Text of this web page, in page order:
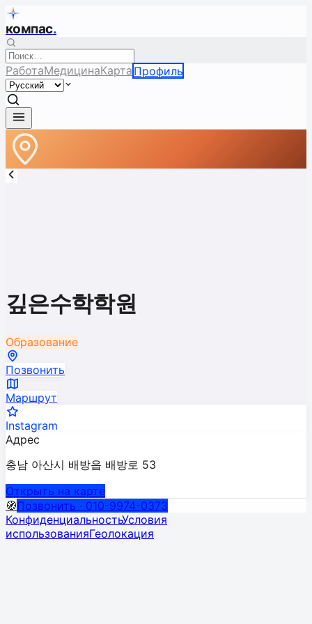
компас.
РаботаМедицинаКарта Профиль
깊은수학학원
Образование
Позвонить
Маршрут
Instagram
Адрес
충남 아산시 배방읍 배방로 53
Открыть на карте
🧭Позвонить · 010-9974-0373
КонфиденциальностьУсловия
использованияГеолокация